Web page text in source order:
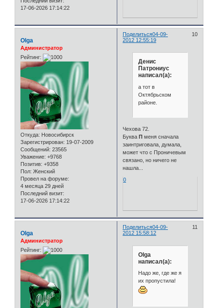
17-06-2026 17:14:22
Поделиться 10
04-09-
2012 12:55:19
Olga
Администратор
Рейтинг:
Откуда: Новосибирск
Зарегистрирован: 19-07-2009
Сообщений: 23565
Уважение: +9768
Позитив: +9358
Пол: Женский
Провел на форуме:
4 месяца 29 дней
Последний визит:
17-06-2026 17:14:22
Денис
Патрониус
написал(а):
а тот в
Октябрьском
районе.
Чехова 72.
Буква П меня сначала
заинтриговала, думала,
может что с Проничевым
связано, но ничего не
нашла...
0
Поделиться 11
04-09-
2012 15:58:12
Olga
Администратор
Рейтинг:
Olga
написал(а):
Надо же, где же я
их пропустила!